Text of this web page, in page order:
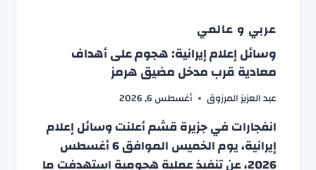
عربي و عالمي
وسائل إعلام إيرانية: هجوم على أهداف
معادية قرب مدخل مضيق هرمز
عبد العزيز المرزوق أغسطس 6, 2026
انفجارات في جزيرة قشم أعلنت وسائل إعلام
إيرانية، يوم الخميس الموافق 6 أغسطس
2026، عن تنفيذ عملية هجومية استهدفت ما